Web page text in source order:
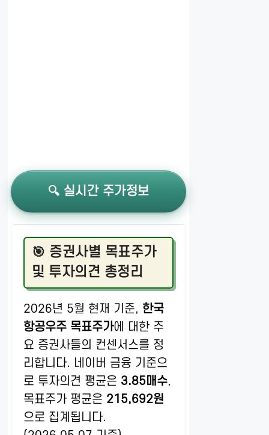
🔍 실시간 주가정보
🎯 증권사별 목표주가
및 투자의견 총정리
2026년 5월 현재 기준, 한국
항공우주 목표주가에 대한 주
요 증권사들의 컨센서스를 정
리합니다. 네이버 금융 기준으
로 투자의견 평균은 3.85매수,
목표주가 평균은 215,692원
으로 집계됩니다.